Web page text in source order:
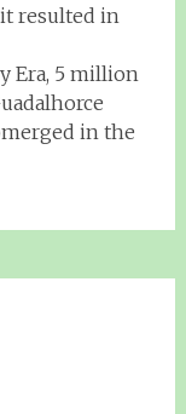
resulted in
Era, 5 million
in the